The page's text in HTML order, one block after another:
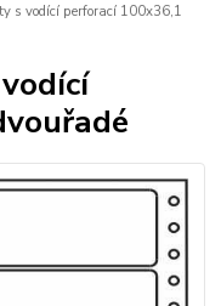
s vodící perforací 100x36,1